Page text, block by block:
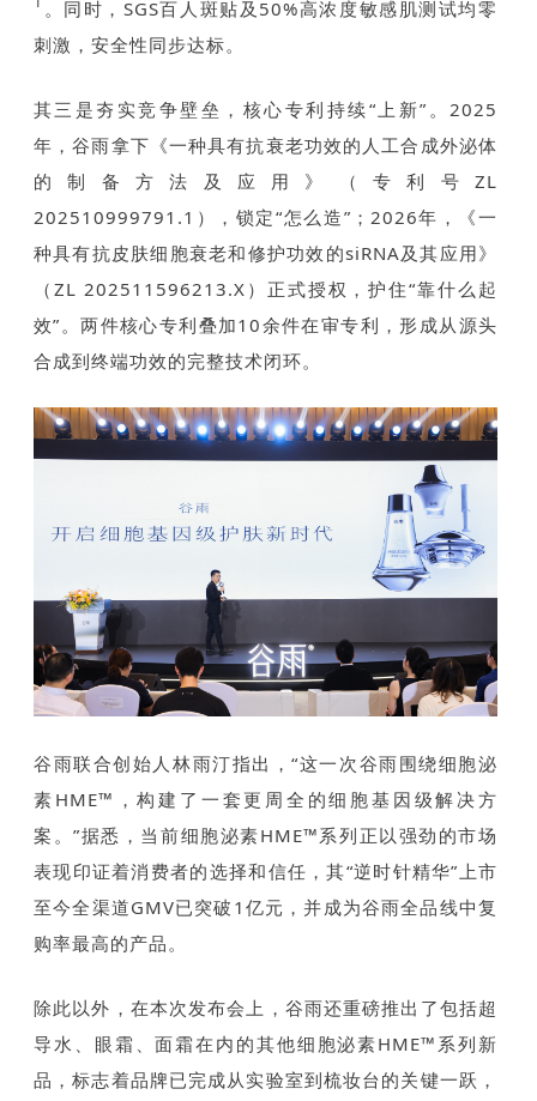
。同时，SGS百人斑贴及50%高浓度敏感肌测试均零
刺激，安全性同步达标。
其三是夯实竞争壁垒，核心专利持续“上新”。2025
年，谷雨拿下《一种具有抗衰老功效的人工合成外泌体
的制备方法及应用》（专利号ZL
202510999791.1），锁定“怎么造”；2026年，《一
种具有抗皮肤细胞衰老和修护功效的siRNA及其应用》
（ZL 202511596213.X）正式授权，护住“靠什么起
效”。两件核心专利叠加10余件在审专利，形成从源头
合成到终端功效的完整技术闭环。
谷雨联合创始人林雨汀指出，“这一次谷雨围绕细胞泌
素HME™，构建了一套更周全的细胞基因级解决方
案。”据悉，当前细胞泌素HME™系列正以强劲的市场
表现印证着消费者的选择和信任，其“逆时针精华”上市
至今全渠道GMV已突破1亿元，并成为谷雨全品线中复
购率最高的产品。
除此以外，在本次发布会上，谷雨还重磅推出了包括超
导水、眼霜、面霜在内的其他细胞泌素HME™系列新
品，标志着品牌已完成从实验室到梳妆台的关键一跃，